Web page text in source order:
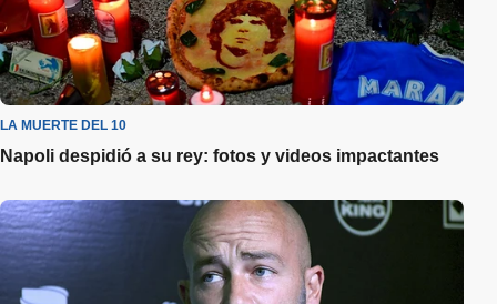
LA MUERTE DEL 10
Napoli despidió a su rey: fotos y videos impactantes